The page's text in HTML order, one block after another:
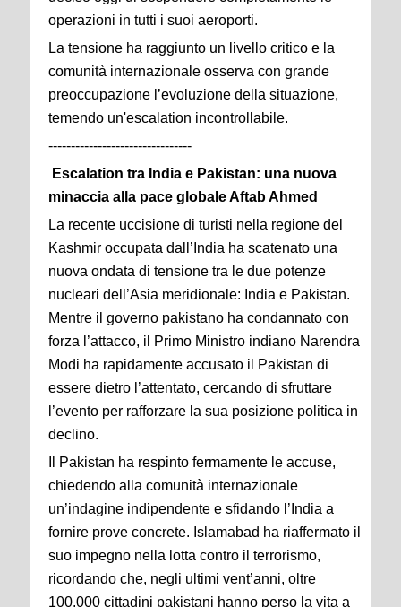
operazioni in tutti i suoi aeroporti.
La tensione ha raggiunto un livello critico e la
comunità internazionale osserva con grande
preoccupazione l’evoluzione della situazione,
temendo un'escalation incontrollabile.
--------------------------------
Escalation tra India e Pakistan: una nuova
minaccia alla pace globale Aftab Ahmed
La recente uccisione di turisti nella regione del
Kashmir occupata dall’India ha scatenato una
nuova ondata di tensione tra le due potenze
nucleari dell’Asia meridionale: India e Pakistan.
Mentre il governo pakistano ha condannato con
forza l’attacco, il Primo Ministro indiano Narendra
Modi ha rapidamente accusato il Pakistan di
essere dietro l’attentato, cercando di sfruttare
l’evento per rafforzare la sua posizione politica in
declino.
Il Pakistan ha respinto fermamente le accuse,
chiedendo alla comunità internazionale
un’indagine indipendente e sfidando l’India a
fornire prove concrete. Islamabad ha riaffermato il
suo impegno nella lotta contro il terrorismo,
ricordando che, negli ultimi vent’anni, oltre
100.000 cittadini pakistani hanno perso la vita a